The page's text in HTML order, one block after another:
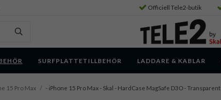
Officiell Tele2-butik
SURFPLATTETILLBEHÖR LADDARE & KABLAR
15 Pro Max / - iPhone 15 Pro Max - Skal - HardCase MagSafe D3O - Transparent